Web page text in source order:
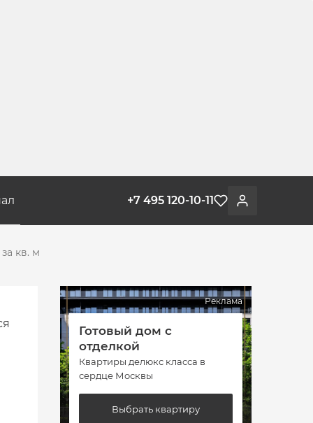
Войти
Избранное
+7 495 120-10-11
кв. м
Реклама
Готовый дом с
отделкой
Квартиры делюкс класса в
сердце Москвы
Выбрать квартиру